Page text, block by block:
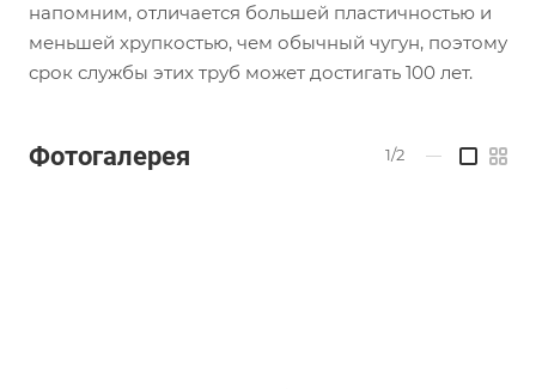
напомним, отличается большей пластичностью и
меньшей хрупкостью, чем обычный чугун, поэтому
срок службы этих труб может достигать 100 лет.
Фотогалерея 1/2 —